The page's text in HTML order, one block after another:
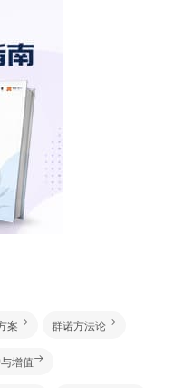
案 群诺方法论
增值